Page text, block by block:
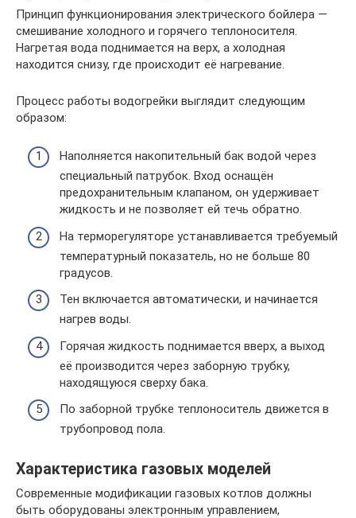
Принцип функционирования электрического бойлера —
смешивание холодного и горячего теплоносителя.
Нагретая вода поднимается на верх, а холодная
находится снизу, где происходит её нагревание.
Процесс работы водогрейки выглядит следующим
образом:
Наполняется накопительный бак водой через
специальный патрубок. Вход оснащён
предохранительным клапаном, он удерживает
жидкость и не позволяет ей течь обратно.
На терморегуляторе устанавливается требуемый
температурный показатель, но не больше 80
градусов.
Тен включается автоматически, и начинается
нагрев воды.
Горячая жидкость поднимается вверх, а выход
её производится через заборную трубку,
находящуюся сверху бака.
По заборной трубке теплоноситель движется в
трубопровод пола.
Характеристика газовых моделей
Современные модификации газовых котлов должны
быть оборудованы электронным управлением,